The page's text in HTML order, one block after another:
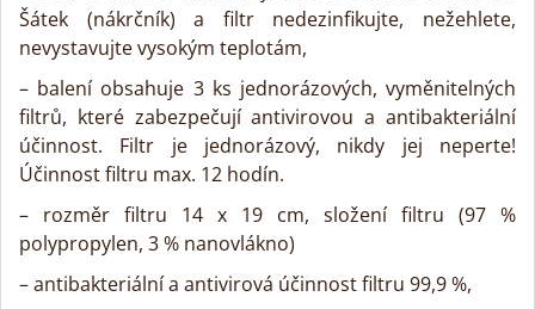
Šátek (nákrčník) a filtr nedezinfikujte, nežehlete,
nevystavujte vysokým teplotám,
– balení obsahuje 3 ks jednorázových, vyměnitelných
filtrů, které zabezpečují antivirovou a antibakteriální
účinnost. Filtr je jednorázový, nikdy jej neperte!
Účinnost filtru max. 12 hodín.
– rozměr filtru 14 x 19 cm, složení filtru (97 %
polypropylen, 3 % nanovlákno)
– antibakteriální a antivirová účinnost filtru 99,9 %,